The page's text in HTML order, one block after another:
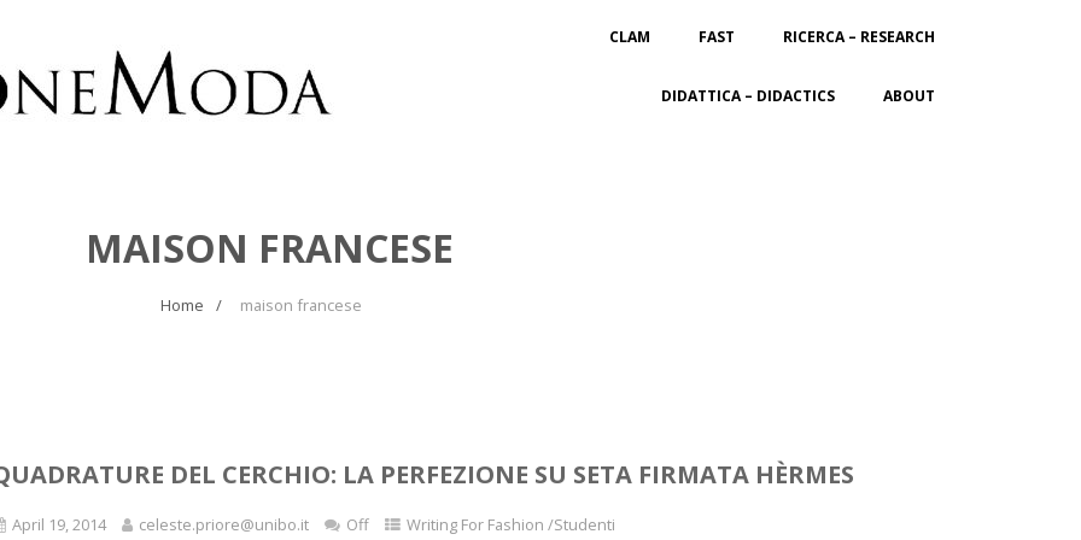
CLAM FAST RICERCA – RESEARCH
DIDATTICA – DIDACTICS ABOUT
MAISON FRANCESE
Home maison francese
DEL CERCHIO: LA PERFEZIONE SU SETA FIRMATA HÈRMES
April 19, 2014 celeste.priore@unibo.it Off Writing For Fashion /Studenti